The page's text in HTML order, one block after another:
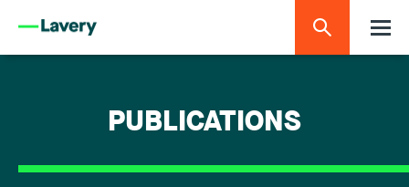
PUBLICATIONS